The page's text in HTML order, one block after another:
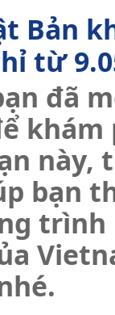
Bản
từ
đã
này,
bạn
trình